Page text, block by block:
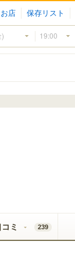
店 保存リスト
ミ 239